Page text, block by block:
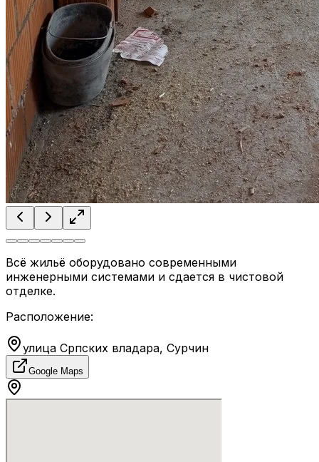
Всё жильё оборудовано современными
инженерными системами и сдается в чистовой
отделке.
Расположение:
улица Српских владара, Сурчин
Google Maps